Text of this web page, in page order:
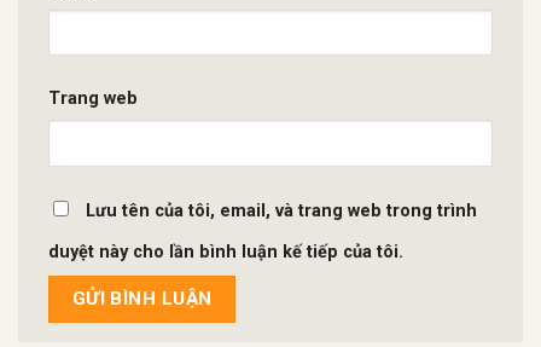
Trang web
Lưu tên của tôi, email, và trang web trong trình
duyệt này cho lần bình luận kế tiếp của tôi.